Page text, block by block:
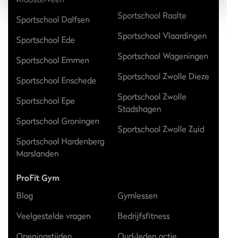
Sportschool Dalfsen
Sportschool Ede
Sportschool Emmen
Sportschool Enschede
Sportschool Epe
Sportschool Groningen
Sportschool Hardenberg
Marslanden
Sportschool Raalte
Sportschool Vlaardingen
Sportschool Wageningen
Sportschool Zwolle Dieze
Sportschool Zwolle
Stadshagen
Sportschool Zwolle Zuid
ProFit Gym
Blog
Veelgestelde vragen
Gymlessen
Bedrijfsfitness